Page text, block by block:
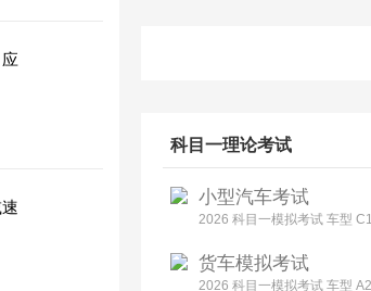
科目一理论考试
小型汽车考试
2026 科目一模拟考试 车型
货车模拟考试
2026 科目一模拟考试 车型